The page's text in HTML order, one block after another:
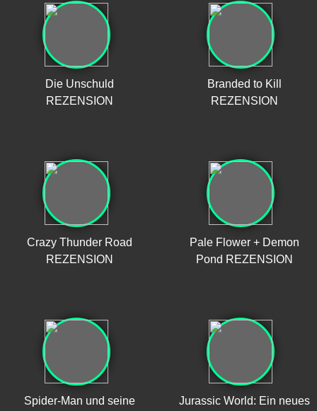
Die Unschuld
REZENSION
Branded to Kill
REZENSION
Crazy Thunder Road
REZENSION
Pale Flower + Demon
Pond REZENSION
Spider-Man und seine
Jurassic World: Ein neues